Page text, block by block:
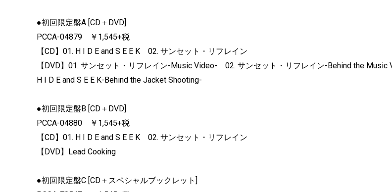
●初回限定盤A [CD＋DVD]
PCCA-04879 ￥1,545+税
【CD】01. H I D E and S E E K 02. サンセット・リフレイン
【DVD】01. サンセット・リフレイン-Music Video- 02. サンセット・リフレイン-Behind the
H I D E and S E E K-Behind the Jacket Shooting-
●初回限定盤B [CD＋DVD]
PCCA-04880 ￥1,545+税
【CD】01. H I D E and S E E K 02. サンセット・リフレイン
【DVD】Lead Cooking
●初回限定盤C [CD＋スペシャルブックレット]